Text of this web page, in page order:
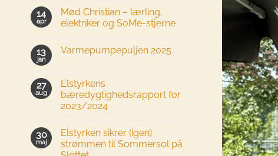
14
apr
Mød Christian – lærling,
elektriker og SoMe-stjerne
13
jan
Varmepumpepuljen 2025
27
aug
Elstyrkens
bæredygtighedsrapport for
2023/2024
30
maj
Elstyrken sikrer (igen)
strømmen til Sommersol på